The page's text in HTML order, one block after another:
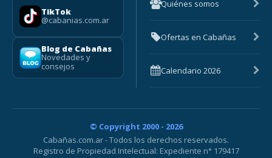
TikTok
@cabanias.com.ar
Blog de Cabañas
Novedades y
consejos
Quiénes somos
Ofertas en Cabañas
Calendario 2026
© Copyright 2000 - 2026
Cabañas.com.ar - Todos los derechos reservados.
Registro de Propiedad Intelectual: Expediente n° 179417